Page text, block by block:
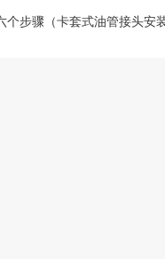
步骤（卡套式油管接头安装